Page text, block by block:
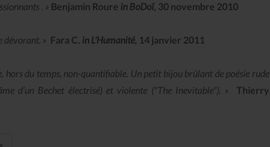
. » Benjamin Roure in BoDoï, 30 novembre 2010
dévorant. » Fara C. in L'Humanité, 14 janvier 2011
hors du temps, non-quantifiable. Un petit bijou brûlant de poésie rude
d’un Bechet électrisé) et violente ("The Inevitable"). »
Thierry